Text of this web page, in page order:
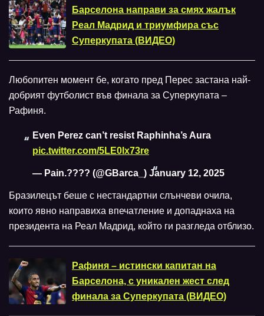
Барселона направи за смях жалък
Реал Мадрид и триумфира със
Суперкупата (ВИДЕО)
Любопитен момент бе, когато пред Перес застана най-
добрият футболист във финала за Суперкупата –
Рафиня.
Even Perez can’t resist Raphinha’s Aura
pic.twitter.com/5LE0lx73re
— Pain.???? (@GBarca_) January 12, 2025
Бразилецът беше с нестандартни слънчеви очила,
които явно направиха впечатление и допаднаха на
президента на Реал Мадрид, който ги разгледа отблизо.
Рафиня – истински капитан на
Барселона, с уникален жест след
финала за Суперкупата (ВИДЕО)